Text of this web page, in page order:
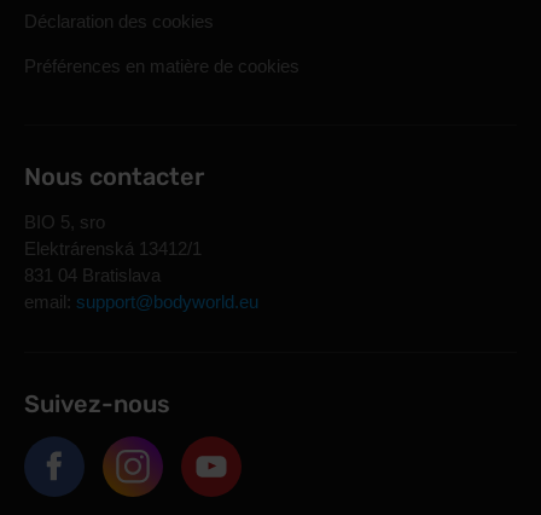
Déclaration des cookies
Préférences en matière de cookies
Nous contacter
BIO 5, sro
Elektrárenská 13412/1
831 04 Bratislava
email: support@bodyworld.eu
Suivez-nous